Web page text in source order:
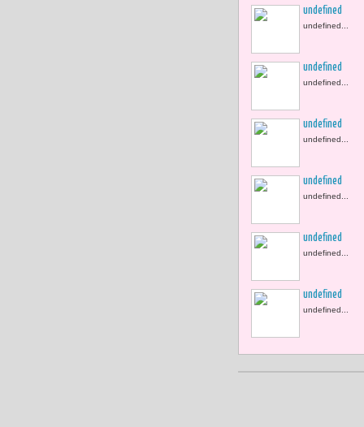
undefined
undefined...
undefined
undefined...
undefined
undefined...
undefined
undefined...
undefined
undefined...
undefined
undefined...